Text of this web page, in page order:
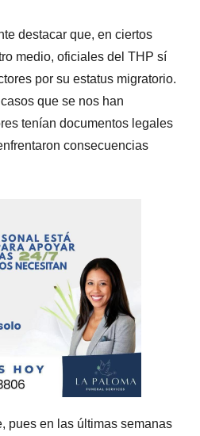
destacar que, en ciertos
medio, oficiales del THP sí
por su estatus migratorio.
que se nos han
tenían documentos legales
consecuencias
pues en las últimas semanas